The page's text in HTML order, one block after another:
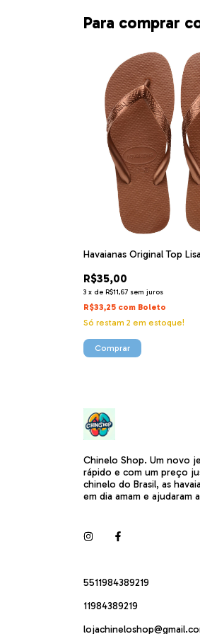
Para comprar
Havaianas Original Top
R$35,00
3 x de R$11,67 sem juros
R$33,25 com Boleto
Só restam 2 em estoque!
Comprar
Chinelo Shop. Um novo
rápido e com um preço
chinelo do Brasil, as
em dia amam e ajudaram
5511984389219
11984389219